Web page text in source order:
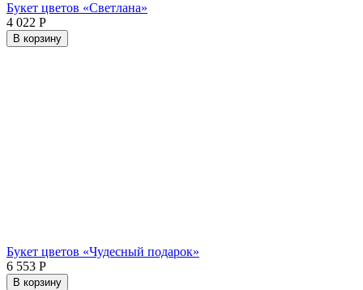
Букет цветов «Светлана»
4 022 Р
В корзину
Букет цветов «Чудесный подарок»
6 553 Р
В корзину